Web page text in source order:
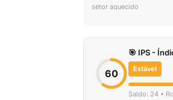
setor aquecido
60
🎯 IPS -
Estável
Saldo: 24 •